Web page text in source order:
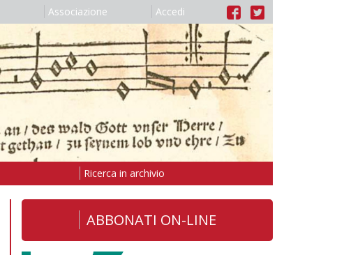
Associazione Accedi
Ricerca in archivio
ABBONATI ON-LINE